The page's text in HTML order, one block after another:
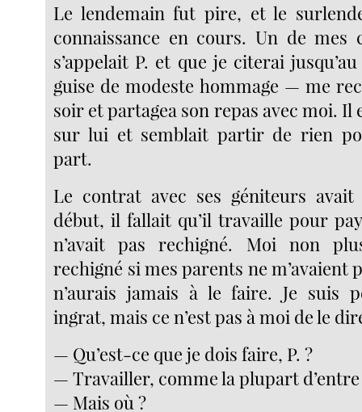
Le lendemain fut pire, et le
connaissance en cours. Un de
s’appelait P. et que je citerai
guise de modeste hommage — me
soir et partagea son repas avec moi. Il
sur lui et semblait partir de rien
part.
Le contrat avec ses géniteurs
début, il fallait qu’il travaille pour
n’avait pas rechigné. Moi non
rechigné si mes parents ne m’avaient
n’aurais jamais à le faire. Je suis
ingrat, mais ce n’est pas à moi de le
— Qu’est-ce que je dois faire, P. ?
— Travailler, comme la plupart
— Mais où ?